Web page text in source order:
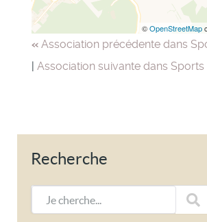
©OpenStreetMap
« Association précédente dans
| Association suivante dans
Recherche
Je cherche...